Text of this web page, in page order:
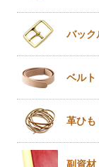
バック
ベルト
革ひも
副資材